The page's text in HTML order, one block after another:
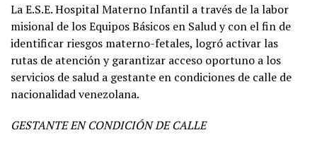
La E.S.E. Hospital Materno Infantil a través de la labor
misional de los Equipos Básicos en Salud y con el fin de
identificar riesgos materno-fetales, logró activar las
rutas de atención y garantizar acceso oportuno a los
servicios de salud a gestante en condiciones de calle de
nacionalidad venezolana.
GESTANTE EN CONDICIÓN DE CALLE